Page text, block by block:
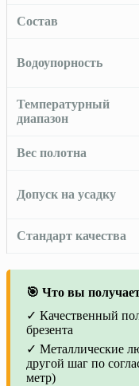
Состав
Водоупорность
Температурный
диапазон
Вес полотна
Допуск на усадку
Стандарт качества
🎯 Что вы
✓ Качественный
брезента
✓ Металлические
другой шаг по
метр)